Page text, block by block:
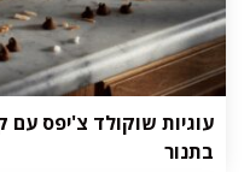
עוגיות שוקולד צ'יפס עם
בתנור